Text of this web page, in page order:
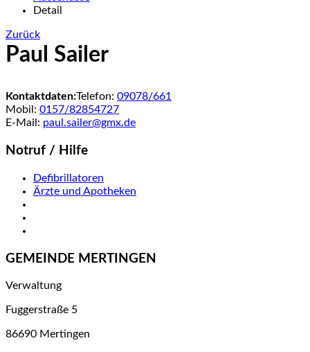
Detail
Zurück
Paul Sailer
Kontaktdaten:Telefon: 09078/661
Mobil: 0157/82854727
E-Mail: paul.sailer@gmx.de
Notruf / Hilfe
Defibrillatoren
Ärzte und Apotheken
GEMEINDE MERTINGEN
Verwaltung
Fuggerstraße 5
86690 Mertingen